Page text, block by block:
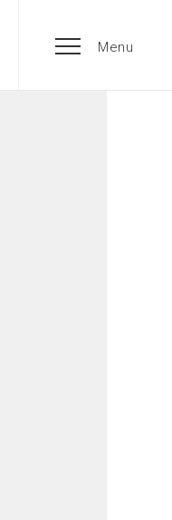
Menu